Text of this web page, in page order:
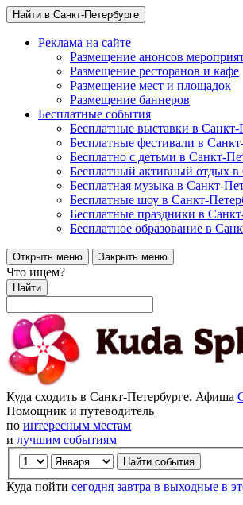
Найти в Санкт-Петербурге
Реклама на сайте
Размещение анонсов
Размещение ресторанов и кафе
Размещение мест и площадок
Размещение баннеров
Бесплатные события
Бесплатные выставки в Санкт-
Бесплатные фестивали в
Бесплатно с детьми в Санкт-
Бесплатный активный отдых в
Бесплатная музыка в Санкт-
Бесплатные шоу в Санкт-
Бесплатные праздники в
Бесплатное образование в
Открыть меню Закрыть меню
Что ищем?
Найти
Куда сходить в Санкт-Петербурге. Афиша
Помощник и путеводитель
по интересным местам
и лучшим событиям
Куда пойти сегодня завтра в выходные в